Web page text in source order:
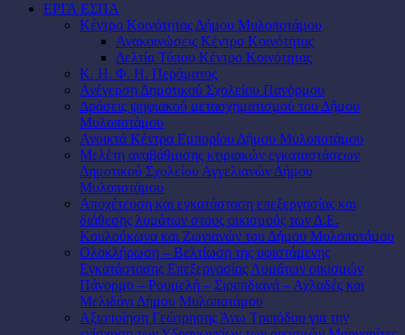
ΕΡΓΑ ΕΣΠΑ
Κέντρο Κοινότητας Δήμου Μυλοποτάμου
Ανακοινώσεις Κέντρο Κοινότητας
Δελτία Τύπου Κέντρο Κοινότητας
Κ. Η. Φ. Η. Περάματος
Ανέγερση Δημοτικού Σχολείου Πανόρμου
Δράσεις ψηφιακού μετασχηματισμού του Δήμου
Μυλοποτάμου
Ανοικτά Κέντρα Εμπορίου Δήμου Μυλοποτάμου
Μελέτη αναβάθμισης κτιριακών εγκαταστάσεων
Δημοτικού Σχολείου Αγγελιανών Δήμου
Μυλοποτάμου
Αποχέτευση και εγκατάσταση επεξεργασίας και
διάθεσης λυμάτων στους οικισμούς των Δ.Ε.
Κουλούκωνα και Ζωνιανών του Δήμου Μυλοποτάμου
Ολοκλήρωση – Βελτίωση της υφιστάμενης
Εγκατάστασης Επεξεργασίας Λυμάτων οικισμών
Πάνορμο – Ρουμελή – Σιριπιδιανά – Αχλαδές και
Μελιδόνι Δήμου Μυλοποτάμου
Αξιοποίηση Γεώτρησης Άνω Τριπόδου για την